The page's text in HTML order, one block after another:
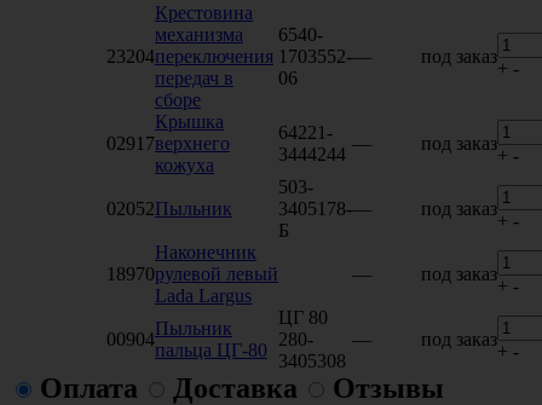
23204
Крестовина
механизма
переключения
передач в
сборе
6540-
1703552-
06
— под заказ
+ -
02917
Крышка
верхнего
кожуха
64221-
3444244
— под заказ
+ -
02052Пыльник
503-
3405178-
Б
— под заказ
+ -
18970
Наконечник
рулевой левый
Lada Largus
— под заказ
+ -
00904
Пыльник
пальца ЦГ-80
ЦГ 80
280-
3405308
— под заказ
+ -
Оплата Доставка Отзывы